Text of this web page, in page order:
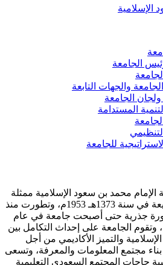
الإسلامية
الجامعة
والجهات التابعة
الجامعة
المستدامة
للجامعة
محمد بن سعود الإسلامية ممثلة
في كلية الشريعة في سنة 1373هـ 1953م، وتطورت منذ
جذرية حتى أصبحت جامعة في عام
- 1974م ، وتقوم الجامعة على إحداث التكامل بين
الإسلامية والتميز الأكاديمي من أجل
مجتمع المعلومات والمعرفة، وتسعى
حاجات المجتمع السعودي التعليمية